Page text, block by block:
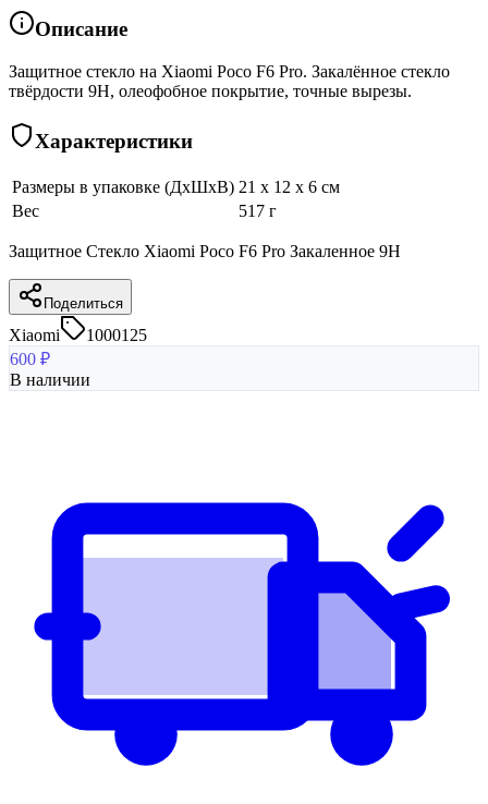
Описание
Защитное стекло на Xiaomi Poco F6 Pro. Закалённое стекло
твёрдости 9H, олеофобное покрытие, точные вырезы.
Характеристики
Размеры в упаковке (ДхШхВ) 21 x 12 x 6 см
Вес
517 г
Защитное Стекло Xiaomi Poco F6 Pro Закаленное 9H
Поделиться
Xiaomi
1000125
600 ₽
В наличии